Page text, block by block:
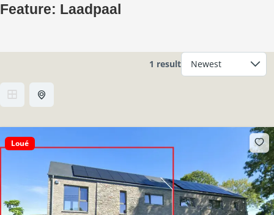
Feature: Laadpaal
1 result
Loué